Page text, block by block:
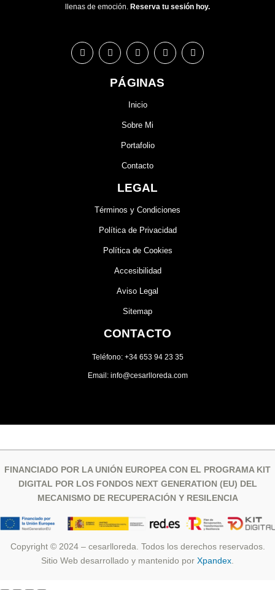
llenas de emoción. Reserva tu sesión hoy.
PÁGINAS
Inicio
Sobre Mi
Portafolio
Contacto
LEGAL
Términos y Condiciones
Política de Privacidad
Política de Cookies
Accesibilidad
Aviso Legal
Sitemap
CONTACTO
Teléfono: +34 653 94 23 35
Email: info@cesarlloreda.com
FINANCIADO POR LA UNIÓN EUROPEA CON EL PROGRAMA KIT
DIGITAL POR LOS FONDOS NEXT GENERATION (EU) DEL
MECANISMO DE RECUPERACIÓN Y RESILENCIA
Copyright © 2024 – cesarlloreda. Todos los derechos reservados.
Sitio Web desarrollado y mantenido por Xpandex.